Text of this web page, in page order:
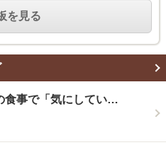
を見る
食事で「気にしてい…